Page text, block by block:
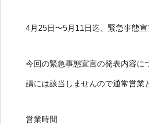
4月25日〜5月11日迄、緊急事態
今回の緊急事態宣言の発表内容に
請には該当しませんので通常営業
営業時間